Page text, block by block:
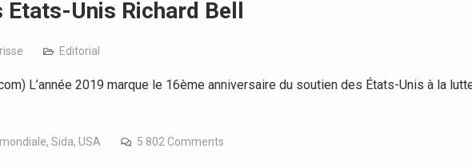
Etats-Unis Richard Bell
Editorial
L’année 2019 marque le 16ème anniversaire du soutien des États-Unis à la
mondiale, Sida, USA 5 802 Comments